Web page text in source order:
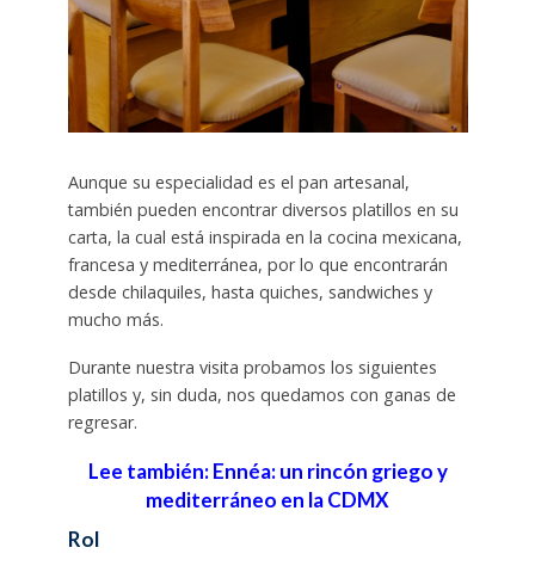
Aunque su especialidad es el pan artesanal,
también pueden encontrar diversos platillos en su
carta, la cual está inspirada en la cocina mexicana,
francesa y mediterránea, por lo que encontrarán
desde chilaquiles, hasta quiches, sandwiches y
mucho más.
Durante nuestra visita probamos los siguientes
platillos y, sin duda, nos quedamos con ganas de
regresar.
Lee también: Ennéa: un rincón griego y
mediterráneo en la CDMX
Rol